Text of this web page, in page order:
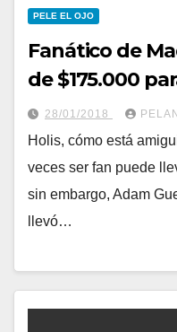
PELE EL OJO
Fanático de
de $175.000
28/01/2018
Holis, cómo está
veces ser fan puede
sin embargo, Adam
llevó…